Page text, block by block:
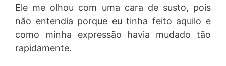
Ele me olhou com uma cara de susto, pois
não entendia porque eu tinha feito aquilo e
como minha expressão havia mudado tão
rapidamente.